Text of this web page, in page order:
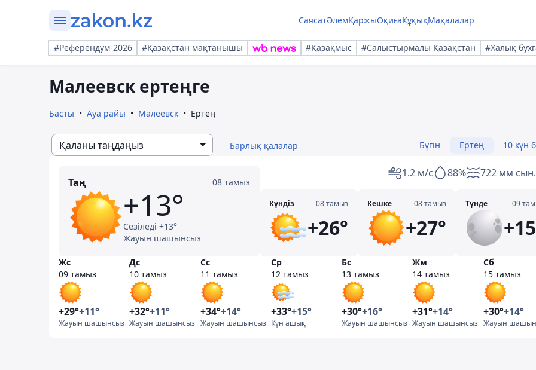
СаясатӘлемҚаржыОқиғаҚұқықМақалалар
#Референдум-2026 #Қазақстан мақтанышы #Қазақмыс #Салыстырмалы Қазақстан #Халық
Малеевск ертеңге
Басты Ауа райы Малеевск Ертең
Қаланы таңдаңыз Барлық қалалар Бүгін Ертең 10 күн
Таң 08 тамыз
+13°
Сезіледі +13°
Жауын шашынсыз
1.2 м/с 88% 722 мм
Күндіз 08 тамыз
+26°
Кешке 08 тамыз
+27°
Түнде 09
Жс
09 тамыз
+29°+11°
Жауын шашынсыз
Дс
10 тамыз
+32°+11°
Жауын шашынсыз
Сс
11 тамыз
+34°+14°
Жауын шашынсыз
Ср
12 тамыз
+33°+15°
Күн ашық
Бс
13 тамыз
+30°+16°
Жауын шашынсыз
Жм
14 тамыз
+31°+14°
Жауын шашынсыз
Сб
15 тамыз
+30°+14°
Жауын